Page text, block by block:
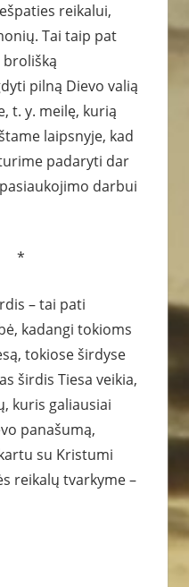
reikalui,
Tai taip pat
pilną Dievo valią
t. y. meilę, kurią
laipsnyje, kad
padaryti dar
darbui
*
– tai pati
kadangi tokioms
tokiose širdyse
širdis Tiesa veikia,
kuris galiausiai
panašumą,
su Kristumi
reikalų tvarkyme –